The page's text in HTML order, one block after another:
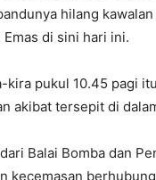
hilang
di sini hari ini.
kira pukul 10.45 pagi
akibat tersepit di
Balai Bomba dan
kecemasan